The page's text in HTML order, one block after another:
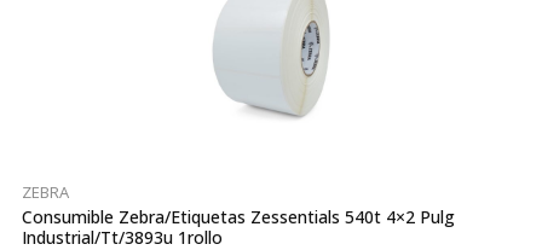
ZEBRA
Consumible Zebra/etiquetas Zessentials 540t 4×2 Pulg
Industrial/tt/3893u 1rollo